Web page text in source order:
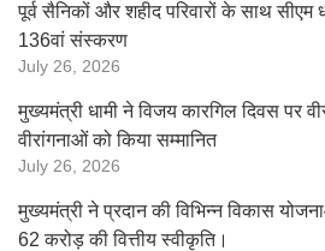
पूर्व सैनिकों और शहीद परिवारों के साथ सीएम
136वां संस्करण
July 26, 2026
मुख्यमंत्री धामी ने विजय कारगिल दिवस पर
वीरांगनाओं को किया सम्मानित
July 26, 2026
मुख्यमंत्री ने प्रदान की विभिन्न विकास
62 करोड़ की वित्तीय स्वीकृति।